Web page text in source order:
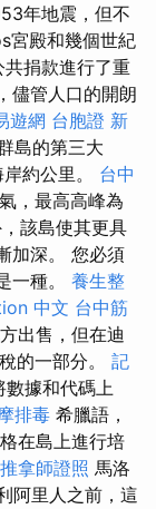
年地震，但不
宮殿和幾個世紀
捐款進行了重
儘管人口的開朗
遊網 台胞證 新
島的第三大
約公里。 台中
，最高高峰為
該島使其更具
加深。 您必須
一種。 養生整
中文 台中筋
出售，但在迪
的一部分。 記
數據和代碼上
排毒 希臘語，
在島上進行培
推拿師證照 馬洛
阿里人之前，這